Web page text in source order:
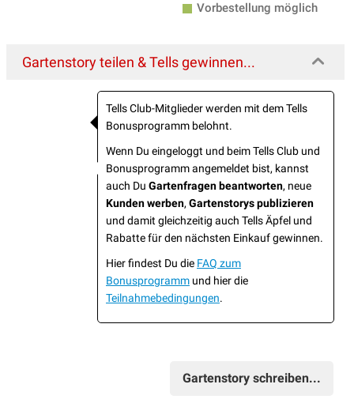
Vorbestellung möglich
Gartenstory teilen & Tells gewinnen...
Tells Club-Mitglieder werden mit dem Tells
Bonusprogramm belohnt.
Wenn Du eingeloggt und beim Tells Club und
Bonusprogramm angemeldet bist, kannst
auch Du Gartenfragen beantworten, neue
Kunden werben, Gartenstorys publizieren
und damit gleichzeitig auch Tells Äpfel und
Rabatte für den nächsten Einkauf gewinnen.
Hier findest Du die FAQ zum
Bonusprogramm und hier die
Teilnahmebedingungen.
Gartenstory schreiben...